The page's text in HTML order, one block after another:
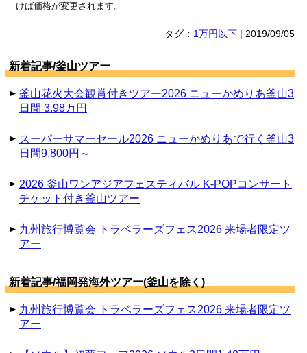
けば価格が変更されます。
タグ： 1万円以下 | 2019/09/05
新着記事/釜山ツアー
釜山花火大会観賞付きツアー2026 ニューかめりあ釜山3
日間 3.98万円
スーパーサマーセール2026 ニューかめりあで行く釜山3
日間9,800円～
2026 釜山ワンアジアフェスティバル K-POPコンサート
チケット付き釜山ツアー
九州旅行博覧会 トラベラーズフェス2026 来場者限定ツ
アー
新着記事/福岡発海外ツアー(釜山を除く)
九州旅行博覧会 トラベラーズフェス2026 来場者限定ツ
アー